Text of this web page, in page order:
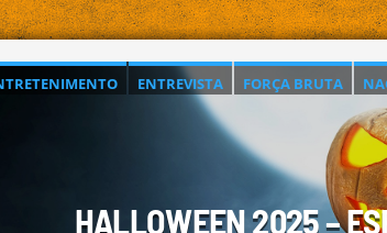
ENTREVISTA FORÇA BRUTA
HALLOWEEN 2025 –